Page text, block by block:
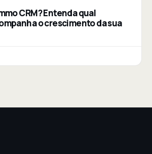
CRM? Entenda qual
o crescimento da sua